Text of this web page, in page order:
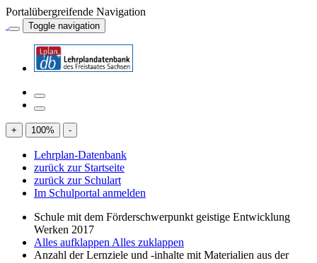
Portalübergreifende Navigation
Toggle navigation
+ 100% -
Lehrplan-Datenbank
zurück zur Startseite
zurück zur Schulart
Im Schulportal anmelden
Schule mit dem Förderschwerpunkt geistige Entwicklung
Werken 2017
Alles aufklappen Alles zuklappen
Anzahl der Lernziele und -inhalte mit Materialien aus der